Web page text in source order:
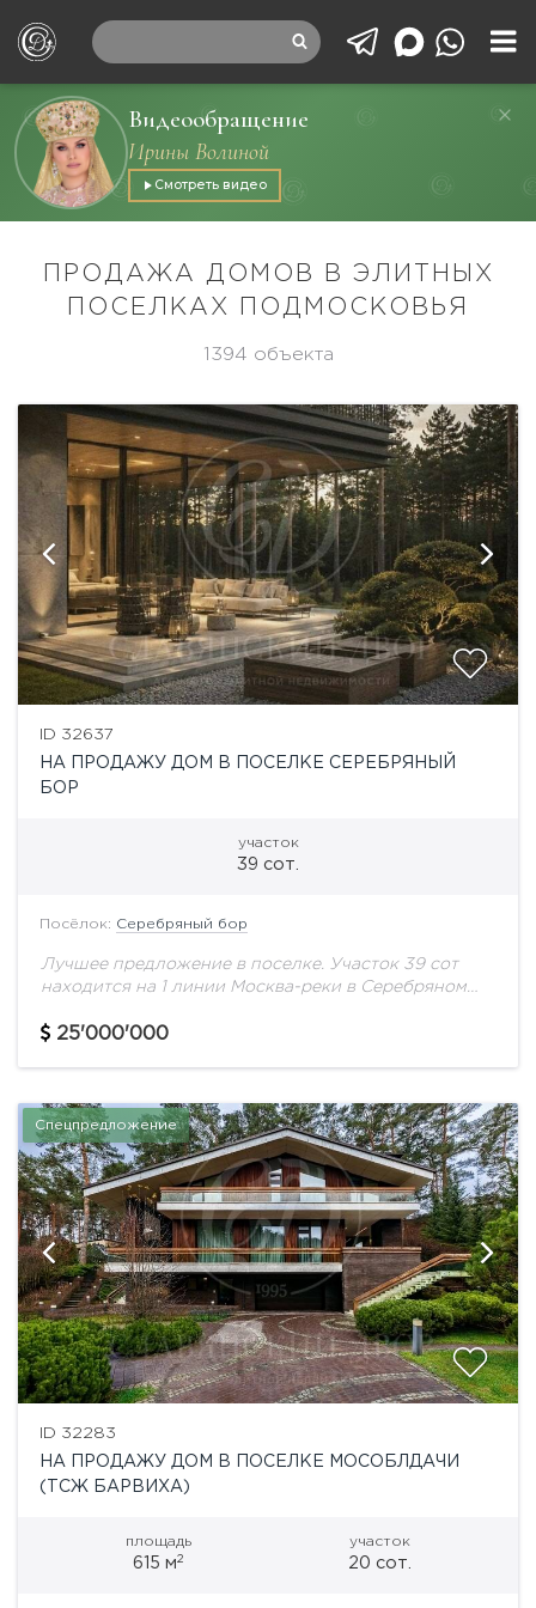
Видеообращение
Ирины Волиной
Смотреть видео
ПРОДАЖА ДОМОВ В ЭЛИТНЫХ
ПОСЕЛКАХ ПОДМОСКОВЬЯ
1394 объекта
ID 32637
НА ПРОДАЖУ ДОМ В ПОСЕЛКЕ СЕРЕБРЯНЫЙ
БОР
участок
39 сот.
Посёлок: Серебряный бор
Лучшее предложение в поселке. Участок 39 сот
находится на 1 линии Москва-реки в Серебряном
газ.вода, электричество Есть разрешение на
25'000'000
Спецпредложение
ID 32283
НА ПРОДАЖУ ДОМ В ПОСЕЛКЕ МОСОБЛДАЧИ
(ТСЖ БАРВИХА)
площадь
615 м2
участок
20 сот.